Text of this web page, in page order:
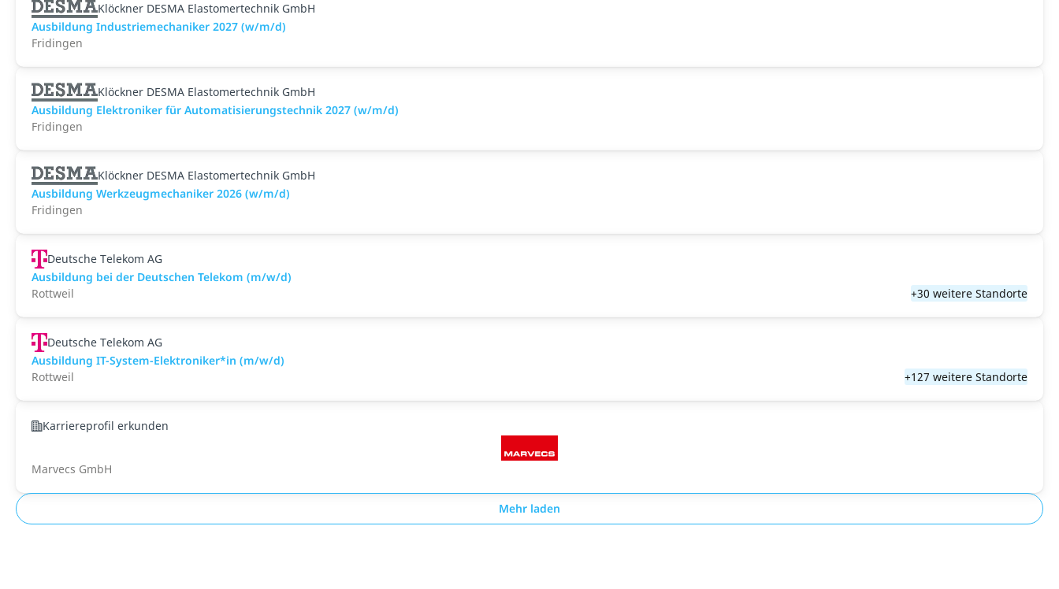
Klöckner DESMA Elastomertechnik GmbH
Ausbildung Industriemechaniker 2027 (w/m/d)
Fridingen
Klöckner DESMA Elastomertechnik GmbH
Ausbildung Elektroniker für Automatisierungstechnik 2027 (w/m/d)
Fridingen
Klöckner DESMA Elastomertechnik GmbH
Ausbildung Werkzeugmechaniker 2026 (w/m/d)
Fridingen
Deutsche Telekom AG
Ausbildung bei der Deutschen Telekom (m/w/d)
Rottweil
+30 weitere Standorte
Deutsche Telekom AG
Ausbildung IT-System-Elektroniker*in (m/w/d)
Rottweil
+127 weitere Standorte
Karriereprofil erkunden
Marvecs GmbH
Mehr laden